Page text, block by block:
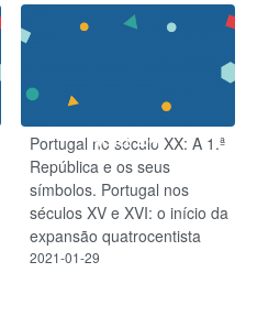
Aula 24
Portugal no século XX: A 1.ª
República e os seus
símbolos. Portugal nos
séculos XV e XVI: o início da
expansão quatrocentista
2021-01-29